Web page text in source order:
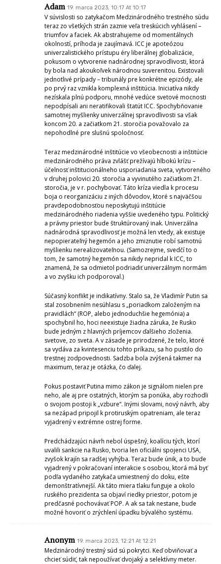
Adam 19. marca 2023, 10:17 At 10:17
V súvislosti so zatykačom Medzinárodného trestného súdu
teraz zo všetkých strán zaznie veľa treskúcich vyhlásení –
triumfov a faciek. Ak abstrahujeme od momentálnych
okolností, príhoda je zaujímavá. ICC je apoteózou
univerzalistického prístupu éry liberálnej globalizácie,
pokusom o vytvorenie nadnárodnej spravodlivosti, ktorá
by bola nad akoukoľvek národnou suverenitou. Existovali
jednotlivé prípady – tribunály pre konkrétne epizódy, ale
po prvý raz vznikla komplexná inštitúcia. Iniciatíva nikdy
nezískala plnú podporu, mnohé vedúce svetové mocnosti
nepodpísali ani neratifikovali štatút ICC. Spochybňovanie
samotnej myšlienky univerzálnej spravodlivosti sa však
koncom 20. a začiatkom 21. storočia považovalo za
nepohodlné pre slušnú spoločnosť.
Teraz medzinárodné inštitúcie vo všeobecnosti a inštitúcie
medzinárodného práva zvlášť prežívajú hlbokú krízu –
účelnosť inštitucionálneho usporiadania sveta, vytvoreného
v druhej polovici 20. storočia a vyvinutého začiatkom 21.
storočia, je v r. pochybovať. Táto kríza viedla k procesu
boja o reorganizáciu z iných dôvodov, ktoré s najväčšou
pravdepodobnosťou neposkytujú inštitúcie
medzinárodného riadenia vyššie uvedeného typu. Politický
a právny priestor bude štruktúrovaný inak. Univerzálna
nadnárodná spravodlivosť je možná len vtedy, ak existuje
nepopierateľný hegemón a jeho zmiznutie robí samotnú
myšlienku nerealizovateľnou. (Samozrejme, svedčí to o
tom, že samotný hegemón sa nikdy nepridal k ICC, to
znamená, že sa odmietol podriadiť univerzálnym normám
a vo zvyšku ich podporoval.)
Súčasný konflikt je indikatívny. Stalo sa, že Vladimír Putin sa
stal zosobnením nesúhlasu s „poriadkom založeným na
pravidlách“ (ROP, alebo jednoduchšie hegemónia) a
spochybnil ho, hoci neexistuje žiadna záruka, že Rusko
bude jedným z hlavných príjemcov ďalšieho zloženia.
svetove, zo sveta. A v zásade je prirodzené, že telo, ktoré
sa vydáva za kvintesenciu tohto príkazu, sa ho pustilo do
trestnej zodpovednosti. Sadzba bola zvýšená takmer na
maximum, teraz je otázka, čo ďalej.
Pokus postaviť Putina mimo zákon je signálom nielen pre
neho, ale aj pre ostatných, ktorým sa ponúka, aby rozhodli
o svojom postoji k „vzbure“. Inými slovami, nový návrh, aby
sa nezápad pripojil k protiruským opatreniam, ale teraz
vyjadrený v extrémne ostrej forme.
Predchádzajúci návrh nebol úspešný, koalíciu tých, ktorí
uvalili sankcie na Rusko, tvoria len oficiálni spojenci USA,
zvyšok krajín sa radšej vyhýba. Teraz bude únik, a to bude
vyjadrený v pokračovaní interakcie s osobou, ktorá má byť
podľa vydaného zatykača umiestnený do doku, ešte
demonštratívnejší. Ak táto miera tlaku funguje a okolo
ruského prezidenta sa objaví riedky priestor, potom je
predčasné pochovávať POP. A ak sa tak nestane, bude
možné hovoriť o zrýchlení úpadku bývalého systému.
Anonym 19. marca 2023, 12:21 At 12:21
Medzinárodný trestný súd sú pokrytci. Keď obviňovať a
chcieť súdiť, tak nepoužívať dvojaký a selektívny meter.